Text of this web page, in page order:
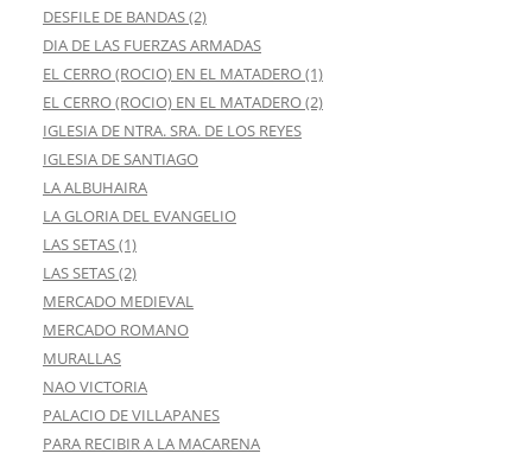
DESFILE DE BANDAS (2)
DIA DE LAS FUERZAS ARMADAS
EL CERRO (ROCIO) EN EL MATADERO (1)
EL CERRO (ROCIO) EN EL MATADERO (2)
IGLESIA DE NTRA. SRA. DE LOS REYES
IGLESIA DE SANTIAGO
LA ALBUHAIRA
LA GLORIA DEL EVANGELIO
LAS SETAS (1)
LAS SETAS (2)
MERCADO MEDIEVAL
MERCADO ROMANO
MURALLAS
NAO VICTORIA
PALACIO DE VILLAPANES
PARA RECIBIR A LA MACARENA